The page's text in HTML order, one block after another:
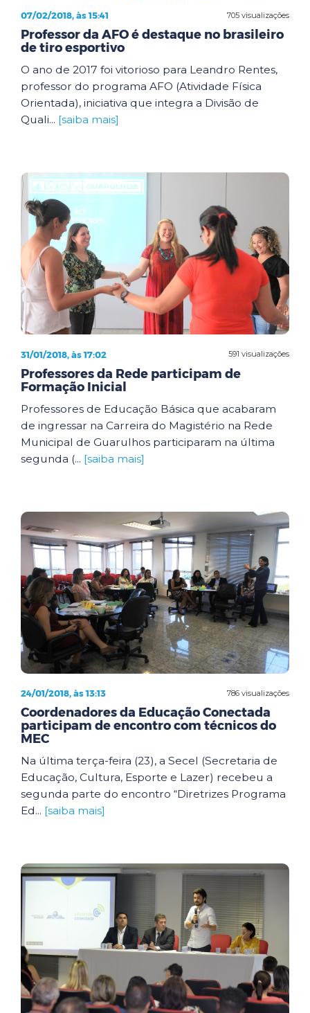
705 visualizações
07/02/2018, às 15:41
Professor da AFO é destaque no brasileiro
de tiro esportivo
O ano de 2017 foi vitorioso para Leandro Rentes,
professor do programa AFO (Atividade Física
Orientada), iniciativa que integra a Divisão de
Quali... [saiba mais]
591 visualizações
31/01/2018, às 17:02
Professores da Rede participam de
Formação Inicial
Professores de Educação Básica que acabaram
de ingressar na Carreira do Magistério na Rede
Municipal de Guarulhos participaram na última
segunda (... [saiba mais]
786 visualizações
24/01/2018, às 13:13
Coordenadores da Educação Conectada
participam de encontro com técnicos do
MEC
Na última terça-feira (23), a Secel (Secretaria de
Educação, Cultura, Esporte e Lazer) recebeu a
segunda parte do encontro “Diretrizes Programa
Ed... [saiba mais]